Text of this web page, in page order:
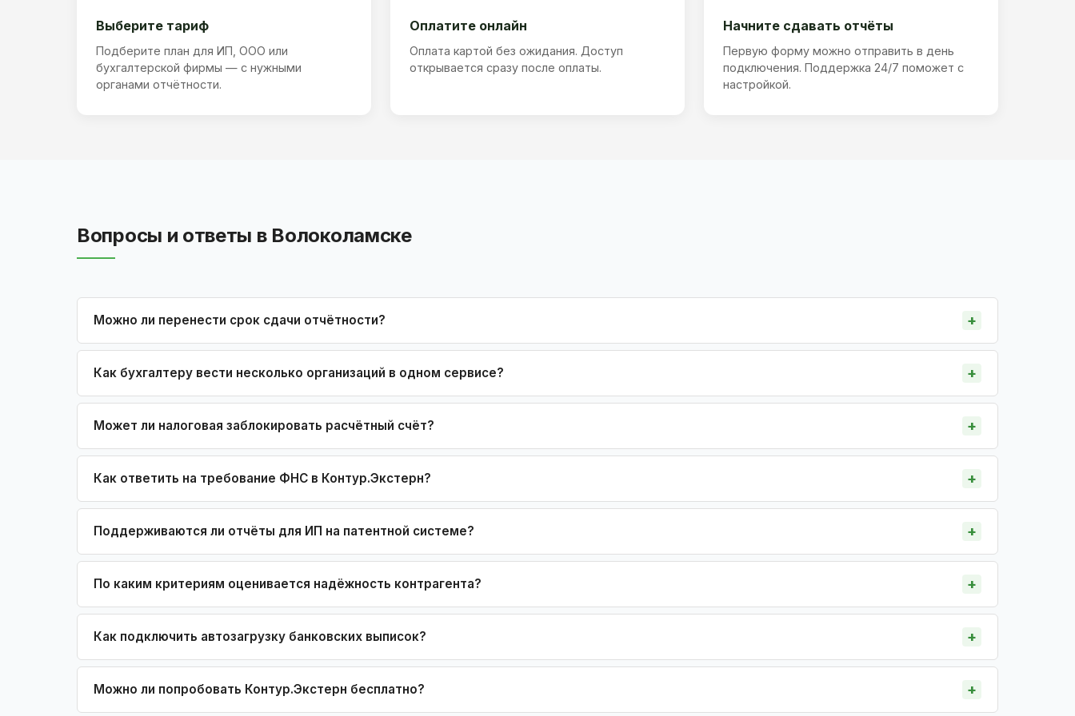
Выберите тариф
Подберите план для ИП, ООО или
бухгалтерской фирмы — с нужными
органами отчётности.
Оплатите онлайн
Оплата картой без ожидания. Доступ
открывается сразу после оплаты.
Начните сдавать отчёты
Первую форму можно отправить в день
подключения. Поддержка 24/7 поможет с
настройкой.
Вопросы и ответы в Волоколамске
Можно ли перенести срок сдачи отчётности?
Как бухгалтеру вести несколько организаций в одном сервисе?
Может ли налоговая заблокировать расчётный счёт?
Как ответить на требование ФНС в Контур.Экстерн?
Поддерживаются ли отчёты для ИП на патентной системе?
По каким критериям оценивается надёжность контрагента?
Как подключить автозагрузку банковских выписок?
Можно ли попробовать Контур.Экстерн бесплатно?